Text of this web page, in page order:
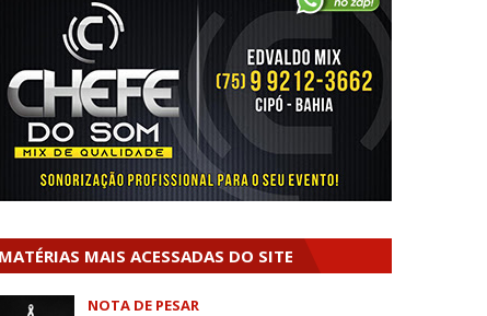
MATÉRIAS MAIS ACESSADAS DO SITE
NOTA DE PESAR